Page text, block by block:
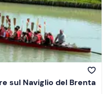
sul Naviglio del Brenta